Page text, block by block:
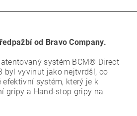
od Bravo Company.
systém BCM® Direct
byl vyvinut jako nejtvrdší, co
systém, který je k
gripy a Hand-stop gripy na